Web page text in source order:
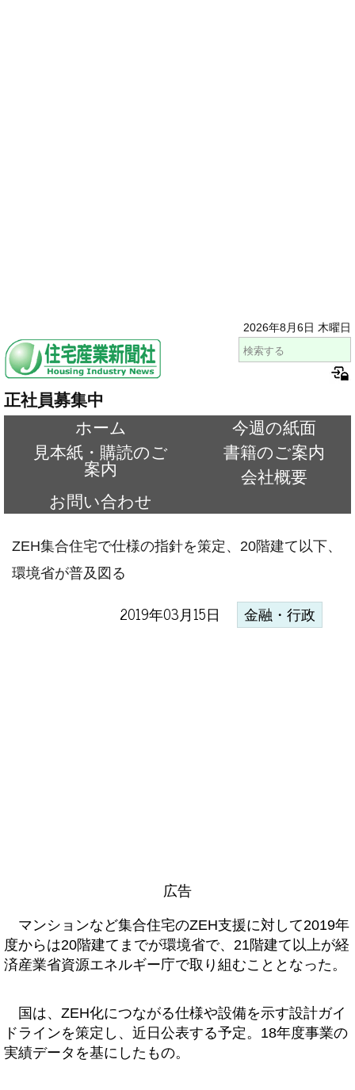
2026年8月6日 木曜日
正社員募集中
ホーム
今週の紙面
見本紙・購読のご
案内
書籍のご案内
会社概要
お問い合わせ
ZEH集合住宅で仕様の指針を策定、20階建て以下、
環境省が普及図る
2019年03月15日 金融・行政
広告
マンションなど集合住宅のZEH支援に対して2019年
度からは20階建てまでが環境省で、21階建て以上が経
済産業省資源エネルギー庁で取り組むこととなった。
国は、ZEH化につながる仕様や設備を示す設計ガイ
ドラインを策定し、近日公表する予定。18年度事業の
実績データを基にしたもの。